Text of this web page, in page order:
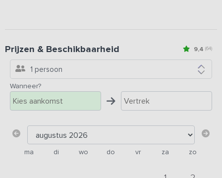
9,4 (64)
Prijzen & Beschikbaarheid
1 persoon
Wanneer?
ma di wo do vr za zo